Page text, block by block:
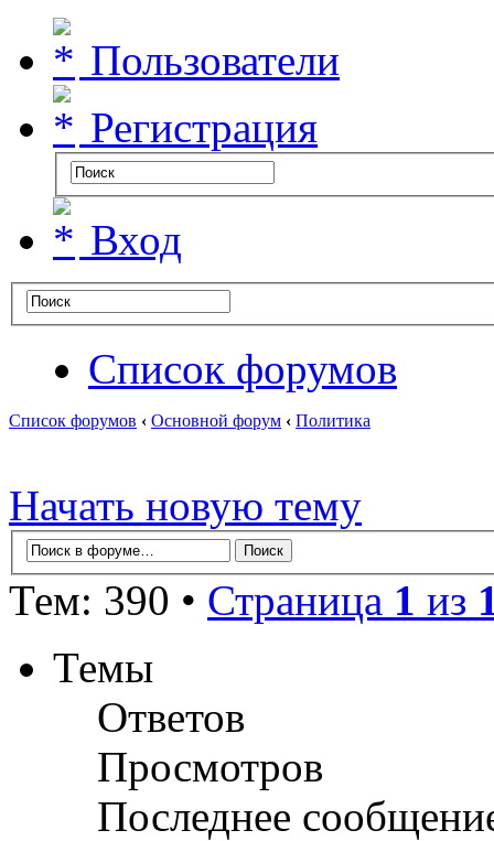
Пользователи
Регистрация
Вход
Список форумов
Список форумов ‹ Основной форум ‹ Политика
Начать новую тему
Тем: 390 • Страница 1 из
Темы
Ответов
Просмотров
Последнее